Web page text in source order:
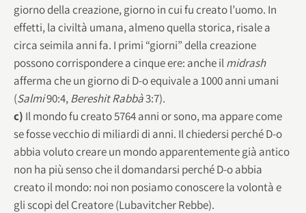
giorno della creazione, giorno in cui fu creato l’uomo. In
effetti, la civiltà umana, almeno quella storica, risale a
circa seimila anni fa. I primi “giorni” della creazione
possono corrispondere a cinque ere: anche ilmidrash
afferma che un giorno di D-o equivale a 1000 anni umani
(Salmi90:4,Bereshit Rabbà3:7).
c) Il mondo fu creato 5764 anni or sono, ma appare come
se fosse vecchio di miliardi di anni. Il chiedersi perché D-o
abbia voluto creare un mondo apparentemente già antico
non ha più senso che il domandarsi perché D-o abbia
creato il mondo: noi non posiamo conoscere la volontà e
gli scopi del Creatore (Lubavitcher Rebbe).